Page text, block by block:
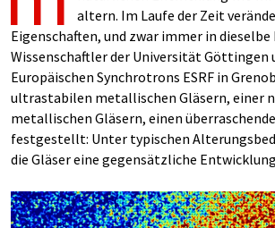
altern. Im Laufe der Zeit
Eigenschaften, und zwar immer in dieselbe
Wissenschaftler der Universität Göttingen
Europäischen Synchrotrons ESRF in
ultrastabilen metallischen Gläsern, einer
metallischen Gläsern, einen
festgestellt: Unter typischen
die Gläser eine gegensätzliche